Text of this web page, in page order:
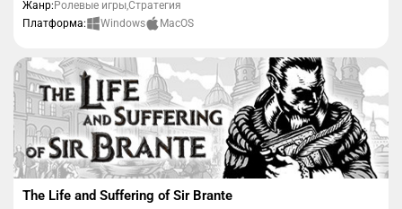
русских сказок - и раскройте тайны, скрывающиеся во
тьме.
Жанр: Ролевые игры,Стратегия
Платформа:
Windows MacOS
The Life and Suffering of Sir Brante